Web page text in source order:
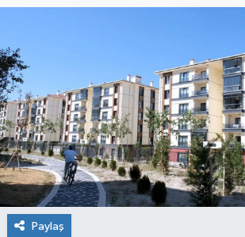
Paylaş